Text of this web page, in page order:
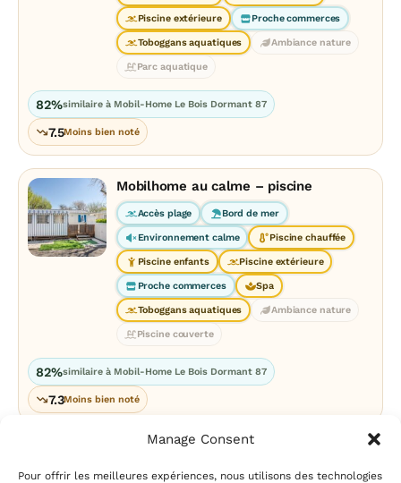
Manage Consent
Pour offrir les meilleures expériences, nous utilisons des technologies
Piscine extérieure Proche commerces
Toboggans aquatiques Ambiance nature
Parc aquatique
82%similaire à Mobil-Home Le Bois Dormant 87
7.5Moins bien noté
Mobilhome au calme – piscine
Accès plage Bord de mer
Environnement calme Piscine chauffée
Piscine enfants Piscine extérieure
Proche commerces Spa
Toboggans aquatiques Ambiance nature
Piscine couverte
82%similaire à Mobil-Home Le Bois Dormant 87
7.3Moins bien noté